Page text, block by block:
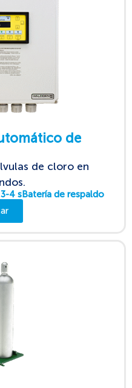
de
de cloro en
4 sBatería de respaldo